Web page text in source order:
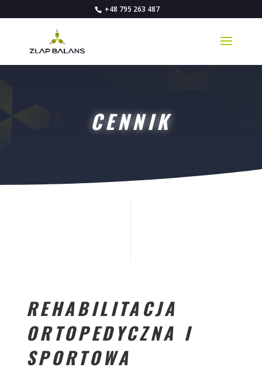
+48 795 263 487
CENNIK
REHABILITACJA
ORTOPEDYCZNA I
SPORTOWA